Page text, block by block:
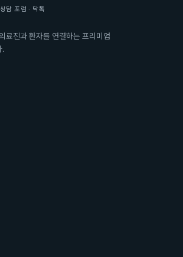
담 포럼 · 닥톡
료진과 환자를 연결하는 프리미엄
.